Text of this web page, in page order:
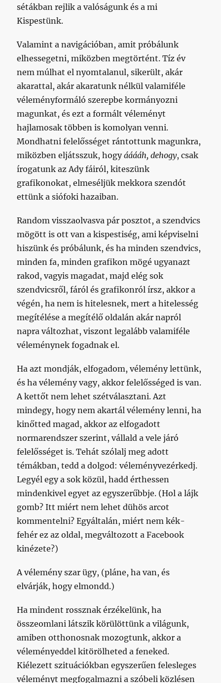
sétákban rejlik a valóságunk és a mi
Kispestünk.
Valamint a navigációban, amit próbálunk
elhessegetni, miközben megtörtént. Tíz év
nem múlhat el nyomtalanul, sikerült, akár
akarattal, akár akaratunk nélkül valamiféle
véleményformáló szerepbe kormányozni
magunkat, és ezt a formált véleményt
hajlamosak többen is komolyan venni.
Mondhatni felelősséget rántottunk magunkra,
miközben eljátsszuk, hogyááááh, dehogy, csak
írogatunk az Ady fáiról, kiteszünk
grafikonokat, elmeséljük mekkora szendót
ettünk a siófoki hazaiban.
Random visszaolvasva pár posztot, a szendvics
mögött is ott van a kispestiség, ami képviselni
hiszünk és próbálunk, és ha minden szendvics,
minden fa, minden grafikon mögé ugyanazt
rakod, vagyis magadat, majd elég sok
szendvicsről, fáról és grafikonról írsz, akkor a
végén, ha nem is hitelesnek, mert a hitelesség
megítélése a megítélő oldalán akár napról
napra változhat, viszont legalább valamiféle
véleménynek fogadnak el.
Ha azt mondják, elfogadom, vélemény lettünk,
és ha vélemény vagy, akkor felelősséged is van.
A kettőt nem lehet szétválasztani. Azt
mindegy, hogy nem akartál vélemény lenni, ha
kinőtted magad, akkor az elfogadott
normarendszer szerint, vállald a vele járó
felelősséget is. Tehát szólalj meg adott
témákban, tedd a dolgod: véleményvezérkedj.
Legyél egy a sok közül, hadd érthessen
mindenkivel egyet az egyszerűbbje. (Hol a lájk
gomb? Itt miért nem lehet dühös arcot
kommentelni? Egyáltalán, miért nem kék-
fehér ez az oldal, megváltozott a Facebook
kinézete?)
A vélemény szar ügy, (pláne, ha van, és
elvárják, hogy elmondd.)
Ha mindent rossznak érzékelünk, ha
összeomlani látszik körülöttünk a világunk,
amiben otthonosnak mozogtunk, akkor a
véleményeddel kitörölheted a feneked.
Kiélezett szituációkban egyszerűen felesleges
véleményt megfogalmazni a szóbeli közlésen